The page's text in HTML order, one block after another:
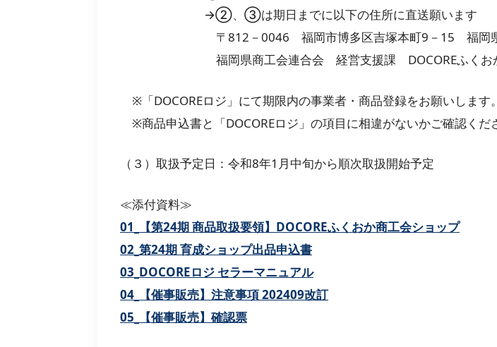
→②、③は期日までに以下の住所に直送願います
〒812－0046 福岡市博多区吉塚本町9－15 福岡県中
福岡県商工会連合会 経営支援課 DOCOREふくおか商
※「DOCOREロジ」にて期限内の事業者・商品登録をお願いします
※商品申込書と「DOCOREロジ」の項目に相違がないかご確認くだ
（３）取扱予定日：令和8年1月中旬から順次取扱開始予定
≪添付資料≫
01_【第24期 商品取扱要領】DOCOREふくおか商工会ショップ
02_第24期 育成ショップ出品申込書
03_DOCOREロジ セラーマニュアル
04_【催事販売】注意事項 202409改訂
05_【催事販売】確認票